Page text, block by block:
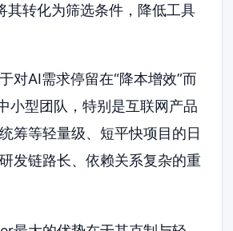
其转化为筛选条件，降低工具
对AI需求停留在“降本增效”而
小型团队，特别是互联网产品
筹等轻量级、短平快项目的日
发链路长、依赖关系复杂的重